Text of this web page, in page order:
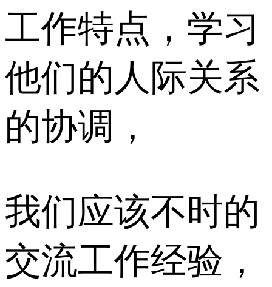
工作特点，学习
他们的人际关系
的协调，
我们应该不时的
交流工作经验，